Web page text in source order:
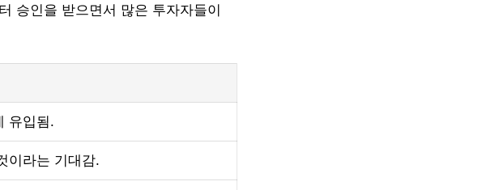
승인을 받으면서 많은 투자자들이
유입됨.
이라는 기대감.